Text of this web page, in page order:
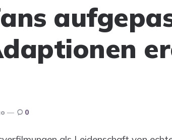
0